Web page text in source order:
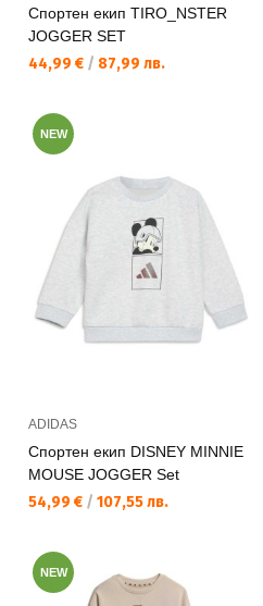
Спортен екип TIRO_NSTER
JOGGER SET
Текуща цена:
44,99 € / 87,99 лв.
NEW
ADIDAS
Спортен екип DISNEY MINNIE
MOUSE JOGGER Set
Текуща цена:
54,99 € / 107,55 лв.
NEW